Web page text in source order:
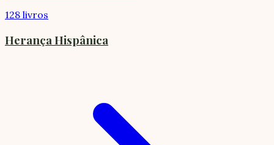
128 livros
Herança Hispânica